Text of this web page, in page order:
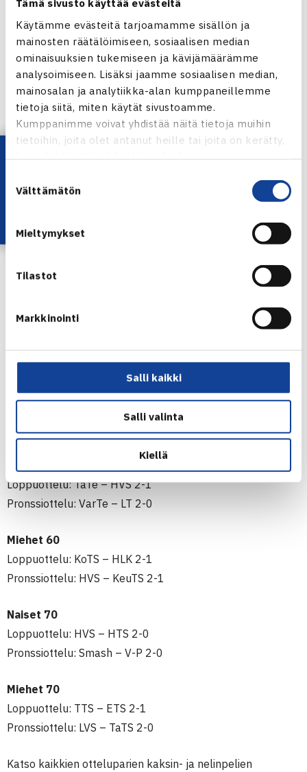
Tämä sivusto käyttää evästeitä
Käytämme evästeitä tarjoamamme sisällön ja
mainosten räätälöimiseen, sosiaalisen median
ominaisuuksien tukemiseen ja kävijämäärämme
analysoimiseen. Lisäksi jaamme sosiaalisen median,
mainosalan ja analytiikka-alan kumppaneillemme
tietoja siitä, miten käytät sivustoamme.
Kumppanimme voivat yhdistää näitä tietoja muihin
tietoihin, joita olet antanut heille tai joita on kerätty,
kun olet käyttänyt heidän palvelujaan.
valinta
Välttämätön
Mieltymykset
Tilastot
Markkinointi
Salli kaikki
Salli valinta
Kiellä
KUVAGALLERIA 6.4.2019
Senioreiden väli-ikäluokkien sarjatenniskausi pelataan
loppuun tulevana viikonloppuna 13.-14.4. niin ikään Talin
Tenniskeskuksella.
Pronssi- ja loppuottelut
Loppuottelu: TaTS – OTC 2-1
Miehet 40
Pronssiottelu: HLK – ETS 2-0
Naiset 50
Pronssiottelu: TTS – Club 2-0
Miehet 50
Loppuottelu: KarTe – ÅLK 2-0
Pronssiottelu: Smash – JTS 2-1
Loppuottelu: TaTe – HVS 2-1
Pronssiottelu: VarTe – LT 2-0
Miehet 60
Loppuottelu: KoTS – HLK 2-1
Pronssiottelu: HVS – KeuTS 2-1
Naiset 70
Loppuottelu: HVS – HTS 2-0
Pronssiottelu: Smash – V-P 2-0
Miehet 70
Loppuottelu: TTS – ETS 2-1
Pronssiottelu: LVS – TaTS 2-0
Katso kaikkien otteluparien kaksin- ja nelinpelien
Lataa OmaTennis!